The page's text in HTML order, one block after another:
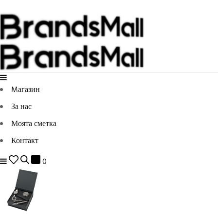
Mагазин
За нас
Моята сметка
Контакт
0